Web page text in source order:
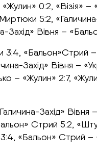
0:2, «Візія»
5:2,
Вівня –
3:4, «Бальон»Стрий
Захід» Вівня –
– «Жулин» 2:7,
Захід» Вівня
Стрий 5:2,
3:4, «Бальон» Стрий